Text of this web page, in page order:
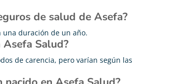
de salud de Asefa?
una duración de un año.
Asefa Salud?
de carencia, pero varían según las